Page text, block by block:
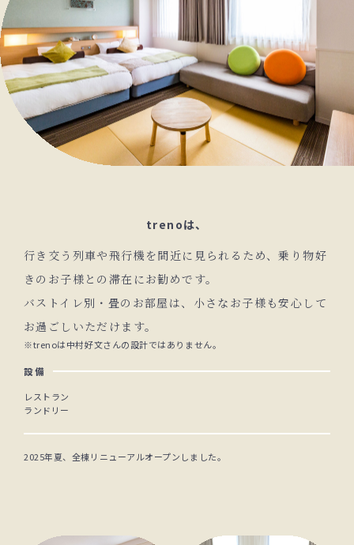
trenoは、
行き交う列車や飛行機を間近に見られるため、乗り物好
きのお子様との滞在にお勧めです。
バストイレ別・畳のお部屋は、小さなお子様も安心して
お過ごしいただけます。
※trenoは中村好文さんの設計ではありません。
設備
レストラン
ランドリー
2025年夏、全棟リニューアルオープンしました。